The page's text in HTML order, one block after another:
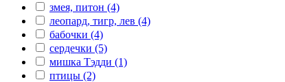
змея, питон (4)
леопард, тигр, лев (4)
бабочки (4)
сердечки (5)
мишка Тэдди (1)
птицы (2)